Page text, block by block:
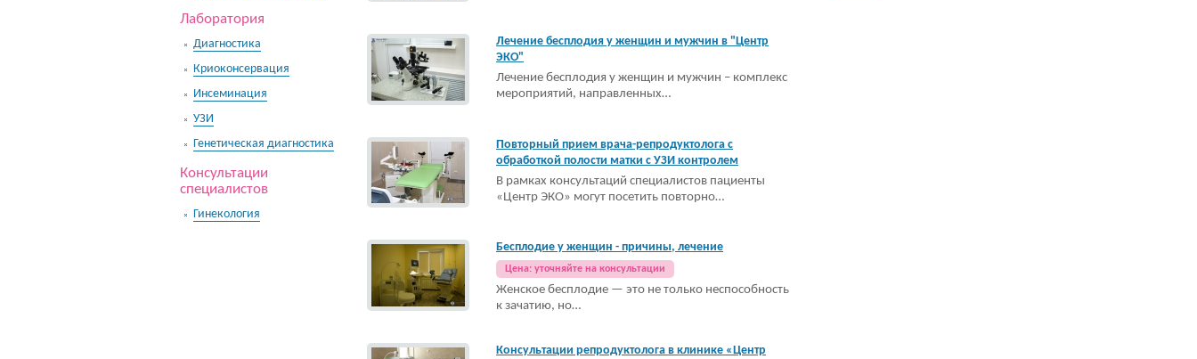
Лаборатория
Диагностика
Криоконсервация
Инсеминация
УЗИ
Генетическая диагностика
Консультации
специалистов
Гинекология
Лечение бесплодия у женщин и мужчин в "Центр
ЭКО"
Лечение бесплодия у женщин и мужчин – комплекс
мероприятий, направленных…
Повторный прием врача-репродуктолога с
обработкой полости матки с УЗИ контролем
В рамках консультаций специалистов пациенты
«Центр ЭКО» могут посетить повторно…
Бесплодие у женщин - причины, лечение
Цена: уточняйте на консультации
Женское бесплодие — это не только неспособность
к зачатию, но…
Консультации репродуктолога в клинике «Центр